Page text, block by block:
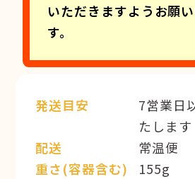
いただきますようお願
す。
発送目安
7営業日
たします
配送
常温便
重さ(容器含む)
155g